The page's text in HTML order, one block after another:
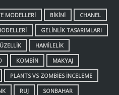
MODELLERI BIKINI
CHANEL
GELINLIK TASARIMLARI
HAMILELIK
KOMBIN
MAKYAJ
PLANTS VS ZOMBIES INCELEME
RUJ
SONBAHAR